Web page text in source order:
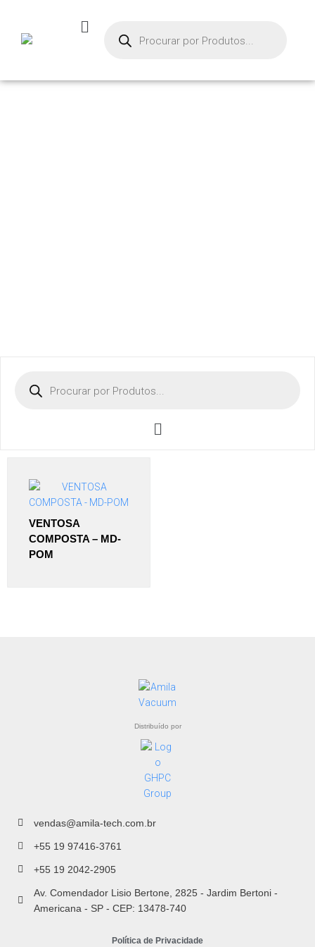
VENTOSA
COMPOSTA – MD-
POM
Distribuído por
vendas@amila-tech.com.br
+55 19 97416-3761
+55 19 2042-2905
Av. Comendador Lisio Bertone, 2825 - Jardim Bertoni -
Americana - SP - CEP: 13478-740
Política de Privacidade